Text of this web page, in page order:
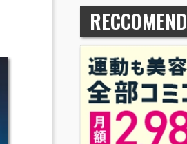
RECCOMEND